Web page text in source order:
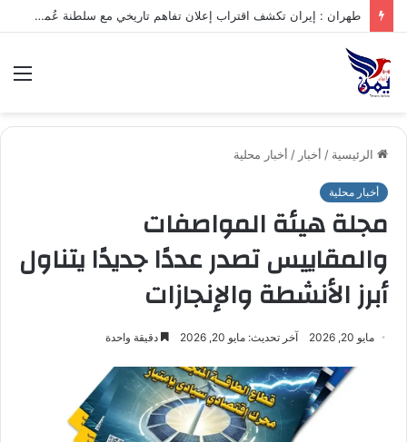
.تعرف على متوسط أسعار الذهب في صنعاء وعدن الخميس – 06/08/2026
الرئيسية / أخبار / أخبار محلية
أخبار محلية
مجلة هيئة المواصفات
والمقاييس تصدر عددًا جديدًا يتناول
أبرز الأنشطة والإنجازات
مايو 20, 2026 آخر تحديث: مايو 20, 2026 دقيقة واحدة